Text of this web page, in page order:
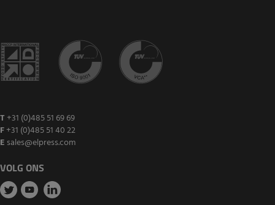
T +31 (0)485 51 69 69
F+31 (0)485 51 40 22
E sales@elpress.com
VOLG ONS